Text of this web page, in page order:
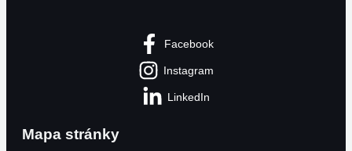
Facebook
Instagram
LinkedIn
Mapa stránky